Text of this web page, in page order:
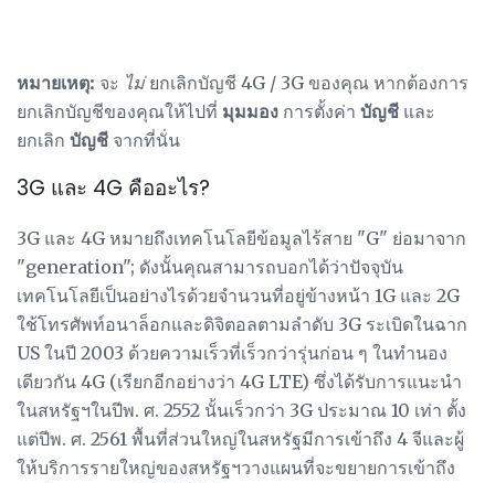
หมายเหตุ: จะ ไม่ยกเลิกบัญชี 4G / 3G ของคุณ หากต้องการ
ยกเลิกบัญชีของคุณให้ไปที่ มุมมอง การตั้งค่า บัญชี และ
ยกเลิก บัญชี จากที่นั่น
3G และ 4G คืออะไร?
3G และ 4G หมายถึงเทคโนโลยีข้อมูลไร้สาย "G" ย่อมาจาก
"generation"; ดังนั้นคุณสามารถบอกได้ว่าปัจจุบัน
เทคโนโลยีเป็นอย่างไรด้วยจำนวนที่อยู่ข้างหน้า 1G และ 2G
ใช้โทรศัพท์อนาล็อกและดิจิตอลตามลำดับ 3G ระเบิดในฉาก
US ในปี 2003 ด้วยความเร็วที่เร็วกว่ารุ่นก่อน ๆ ในทำนอง
เดียวกัน 4G (เรียกอีกอย่างว่า 4G LTE) ซึ่งได้รับการแนะนำ
ในสหรัฐฯในปีพ. ศ. 2552 นั้นเร็วกว่า 3G ประมาณ 10 เท่า ตั้ง
แต่ปีพ. ศ. 2561 พื้นที่ส่วนใหญ่ในสหรัฐมีการเข้าถึง 4 จีและผู้
ให้บริการรายใหญ่ของสหรัฐฯวางแผนที่จะขยายการเข้าถึง